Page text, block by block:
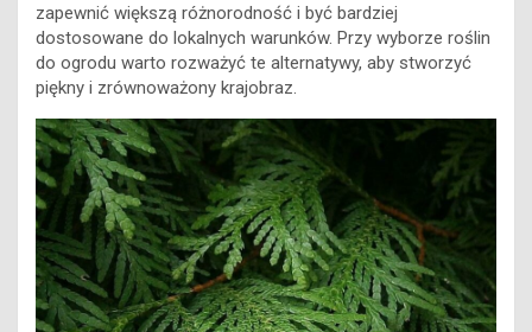
zapewnić większą różnorodność i być bardziej
dostosowane do lokalnych warunków. Przy wyborze roślin
do ogrodu warto rozważyć te alternatywy, aby stworzyć
piękny i zrównoważony krajobraz.